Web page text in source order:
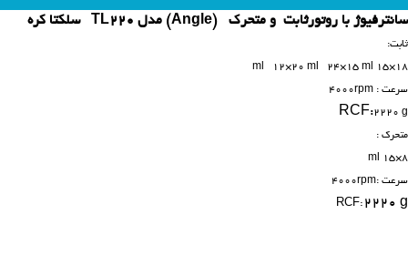
سانترفیوژ با روتورثابت و متحرک (Angle) مدل TL220 سلکتا کره
ثابت:
18×15 ml 12×20 ml 24×15 ml
سرعت : 4000rpm
RCF:2220 g
متحرک :
8×15 ml
سرعت :4000rpm
RCF: 2220 g